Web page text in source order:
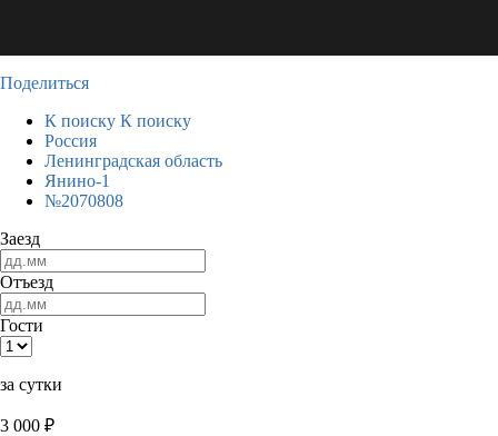
Поделиться
К поиску К поиску
Россия
Ленинградская область
Янино-1
№2070808
Заезд
Отъезд
Гости
за сутки
3 000 ₽